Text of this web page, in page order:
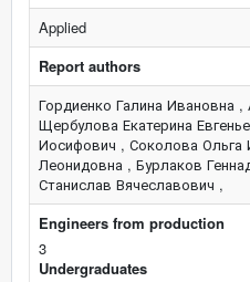
Applied
Report authors
Гордиенко Галина Ивановна
Щербулова Екатерина
Иосифович , Соколова Ольга
Леонидовна , Бурлаков
Станислав Вячеславович ,
Engineers from production
3
Undergraduates